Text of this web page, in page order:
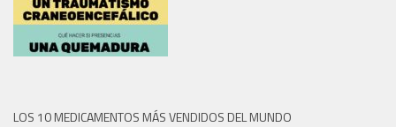
LOS 10 MEDICAMENTOS MÁS VENDIDOS DEL MUNDO